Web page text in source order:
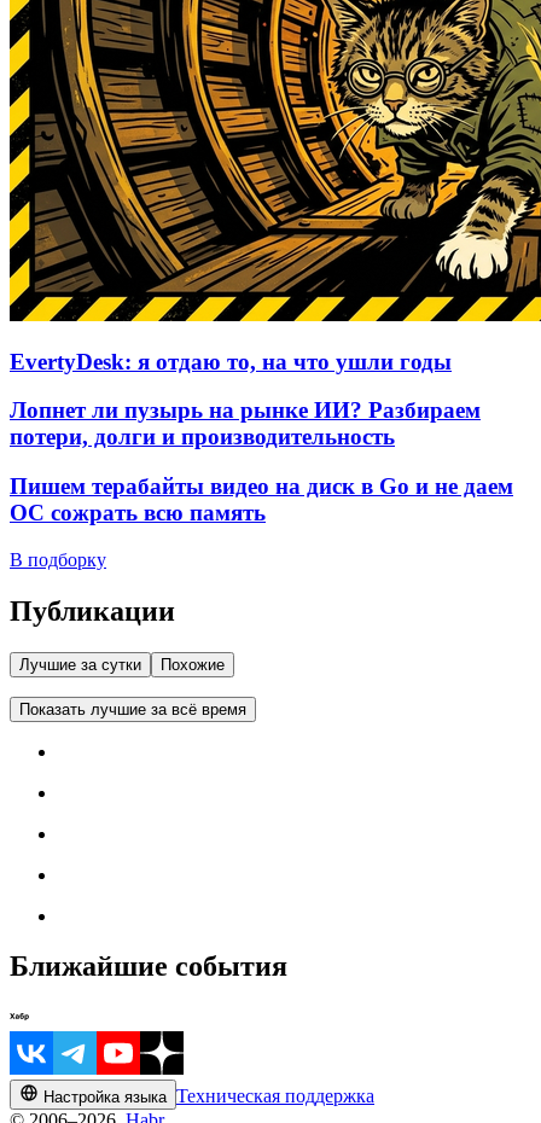
EvertyDesk: я отдаю то, на что ушли годы
Лопнет ли пузырь на рынке ИИ? Разбираем
потери, долги и производительность
Пишем терабайты видео на диск в Go и не даем
ОС сожрать всю память
В подборку
Публикации
Лучшие за сутки Похожие
Показать лучшие за всё время
Ближайшие события
Настройка языка Техническая поддержка